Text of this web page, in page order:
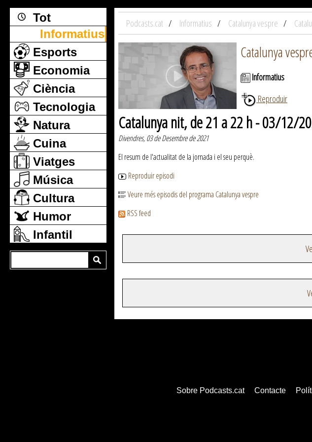
Tot
Informatius
Esports
Economia
Ciència
Tecnologia
Natura
Cuina
Viatges
Música
Cultura
Humor
Infantil
Podcasts.cat Informatius Catalunya vespre
Catalunya
Informatius
Reproduir
Catalunya nit, de 21 a 22 h - 03/12/
Divendres, 03 de Desembre de 2021
El resum de l'actualitat de la jornada i el seu perquè.
Reproduir episodi
Veure més episodis del programa Catalunya vespre
RSS feed
Sobre Podcasts.cat Contacte